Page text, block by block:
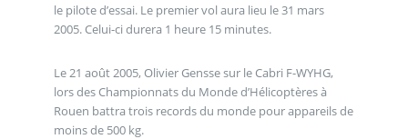
le pilote d’essai. Le premier vol aura lieu le 31 mars
2005. Celui-ci durera 1 heure 15 minutes.
Le 21 août 2005, Olivier Gensse sur le Cabri F-WYHG,
lors des Championnats du Monde d’Hélicoptères à
Rouen battra trois records du monde pour appareils de
moins de 500 kg.